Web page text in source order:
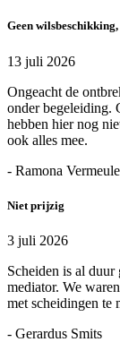
Geen
13 juli 2026
Ongeacht de
onder begeleiding.
hebben hier nog
ook alles mee.
- Ramona
Niet prijzig
3 juli 2026
Scheiden is al
mediator. We
met scheidingen te
- Gerardus Smits